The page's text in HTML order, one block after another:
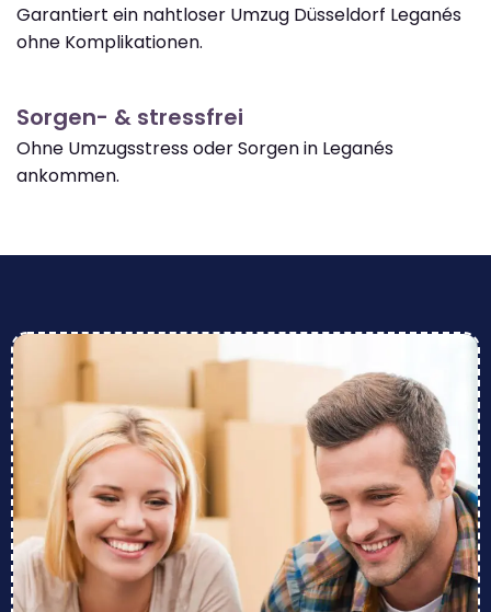
Garantiert ein nahtloser Umzug Düsseldorf Leganés
ohne Komplikationen.
Sorgen- & stressfrei
Ohne Umzugsstress oder Sorgen in Leganés
ankommen.